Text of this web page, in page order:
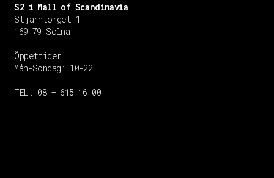
S2 i Mall of Scandinavia
Stjärntorget 1
169 79 Solna
Öppettider
Mån-Söndag: 10-22
TEL: 08 – 615 16 00